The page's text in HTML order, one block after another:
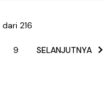
dari 216
9 SELANJUTNYA